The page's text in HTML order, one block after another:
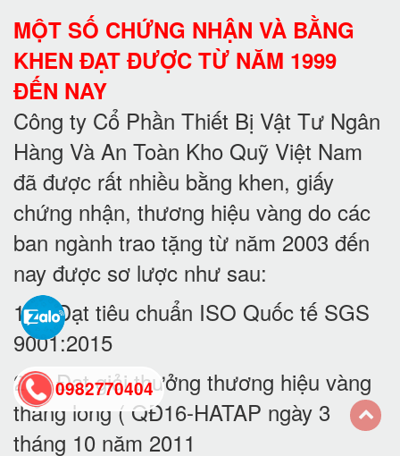
MỘT SỐ CHỨNG NHẬN VÀ BẰNG
KHEN ĐẠT ĐƯỢC TỪ NĂM 1999
ĐẾN NAY
Công ty Cổ Phần Thiết Bị Vật Tư Ngân
Hàng Và An Toàn Kho Quỹ Việt Nam
đã được rất nhiều bằng khen, giấy
chứng nhận, thương hiệu vàng do các
ban ngành trao tặng từ năm 2003 đến
nay được sơ lược như sau:
1. Đạt tiêu chuẩn ISO Quốc tế SGS
9001:2015
2. Đạt giải thưởng thương hiệu vàng
thăng long ( QĐ16-HATAP ngày 3
tháng 10 năm 2011
0982770404